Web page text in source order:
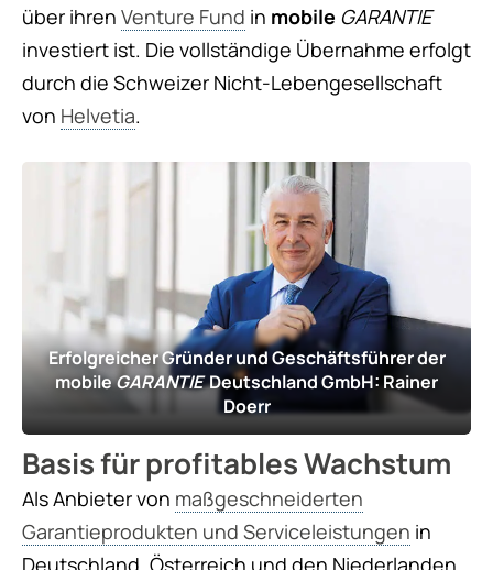
über ihren Venture Fund in mobile GARANTIE
investiert ist. Die vollständige Übernahme erfolgt
durch die Schweizer Nicht-Lebengesellschaft
von Helvetia.
Erfolgreicher Gründer und Geschäftsführer der
mobileGARANTIEDeutschland GmbH: Rainer
Doerr
Basis für profitables Wachstum
Als Anbieter von maßgeschneiderten
Garantieprodukten und Serviceleistungen in